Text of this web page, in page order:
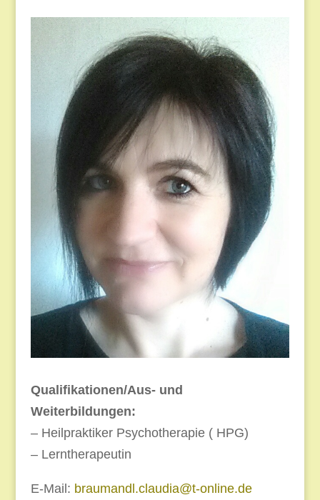
Qualifikationen/Aus- und
Weiterbildungen:
– Heilpraktiker Psychotherapie ( HPG)
– Lerntherapeutin
E-Mail: braumandl.claudia@t-online.de